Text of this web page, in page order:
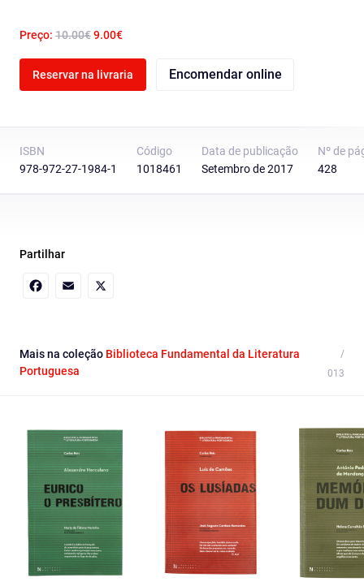
Preço: 10.00€9.00€
Reservar na livraria Encomendar online
ISBN
978-972-27-1984-1
Código
1018461
Data de publicação
Setembro de 2017
Nº de
428
Partilhar
Mais na coleção Biblioteca Fundamental da Literatura
Portuguesa